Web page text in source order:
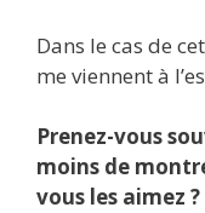
Dans le cas de
me viennent à
Prenez-vous
moins de
vous les aimez ?